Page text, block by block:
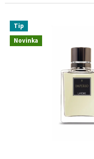
Novinka
Tip